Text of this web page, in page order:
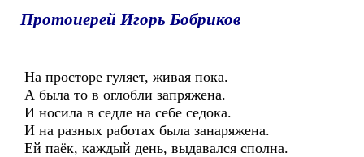
Протоиерей Игорь Бобриков
На просторе гуляет, живая пока.
А была то в оглобли запряжена.
И носила в седле на себе седока.
И на разных работах была занаряжена.
Ей паёк, каждый день, выдавался сполна.